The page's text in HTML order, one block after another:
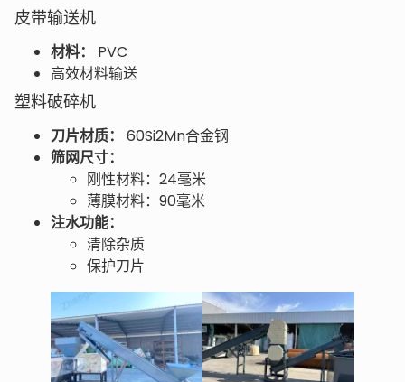
皮带输送机
材料：
PVC
高效材料输送
塑料破碎机
刀片材质：
60Si2Mn合金钢
筛网尺寸：
刚性材料：24毫米
薄膜材料：90毫米
注水功能：
清除杂质
保护刀片